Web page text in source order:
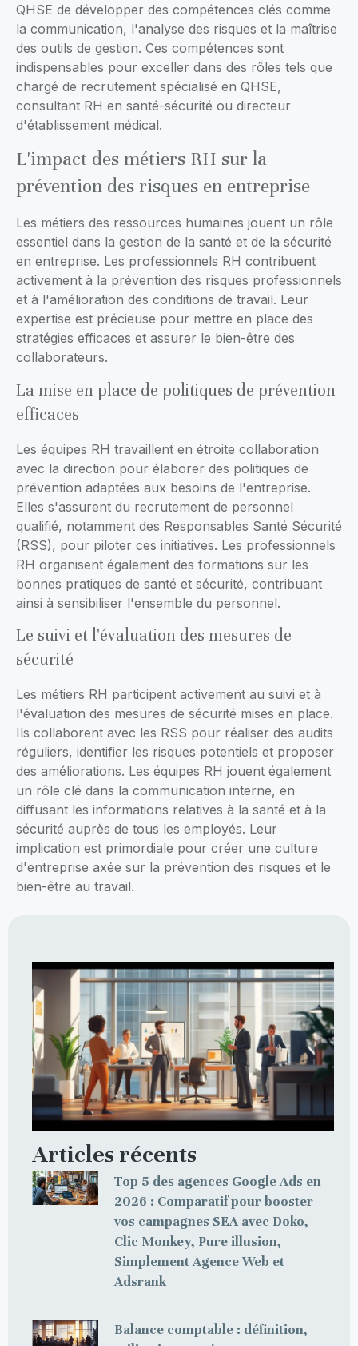
QHSE de développer des compétences clés comme
la communication, l'analyse des risques et la maîtrise
des outils de gestion. Ces compétences sont
indispensables pour exceller dans des rôles tels que
chargé de recrutement spécialisé en QHSE,
consultant RH en santé-sécurité ou directeur
d'établissement médical.
L'impact des métiers RH sur la
prévention des risques en entreprise
Les métiers des ressources humaines jouent un rôle
essentiel dans la gestion de la santé et de la sécurité
en entreprise. Les professionnels RH contribuent
activement à la prévention des risques professionnels
et à l'amélioration des conditions de travail. Leur
expertise est précieuse pour mettre en place des
stratégies efficaces et assurer le bien-être des
collaborateurs.
La mise en place de politiques de prévention
efficaces
Les équipes RH travaillent en étroite collaboration
avec la direction pour élaborer des politiques de
prévention adaptées aux besoins de l'entreprise.
Elles s'assurent du recrutement de personnel
qualifié, notamment des Responsables Santé Sécurité
(RSS), pour piloter ces initiatives. Les professionnels
RH organisent également des formations sur les
bonnes pratiques de santé et sécurité, contribuant
ainsi à sensibiliser l'ensemble du personnel.
Le suivi et l'évaluation des mesures de
sécurité
Les métiers RH participent activement au suivi et à
l'évaluation des mesures de sécurité mises en place.
Ils collaborent avec les RSS pour réaliser des audits
réguliers, identifier les risques potentiels et proposer
des améliorations. Les équipes RH jouent également
un rôle clé dans la communication interne, en
diffusant les informations relatives à la santé et à la
sécurité auprès de tous les employés. Leur
implication est primordiale pour créer une culture
d'entreprise axée sur la prévention des risques et le
bien-être au travail.
Articles récents
Top 5 des agences Google Ads en
2026 : Comparatif pour booster
vos campagnes SEA avec Doko,
Clic Monkey, Pure illusion,
Simplement Agence Web et
Adsrank
Balance comptable : définition,